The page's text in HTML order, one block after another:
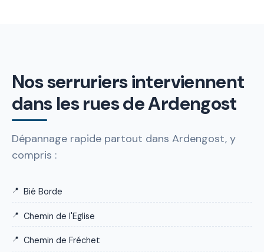
Nos serruriers interviennent
dans les rues de Ardengost
Dépannage rapide partout dans Ardengost, y
compris :
Bié Borde
Chemin de l'Eglise
Chemin de Fréchet